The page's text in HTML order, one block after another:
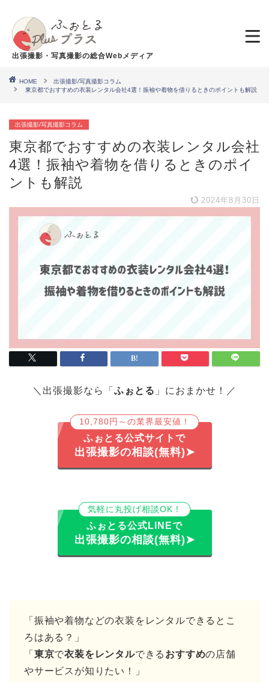
出張撮影・写真撮影の総合Webメディア
HOME
出張撮影/写真撮影コラム
東京都でおすすめの衣装レンタル会社4選！振袖や着物を借りるときのポイントも解説
出張撮影/写真撮影コラム
東京都でおすすめの衣装レンタル会社
4選！振袖や着物を借りるときのポイ
ントも解説
2024年8月30日
＼出張撮影なら「 ふぉとる 」におまかせ！／
10,780円～の業界最安値！
ふぉとる公式サイトで
出張撮影の相談(無料)➤
気軽に丸投げ相談OK！
ふぉとる公式LINEで
出張撮影の相談(無料)➤
「振袖や着物などの衣装をレンタルできるとこ
ろはある？」
「 東京で衣装をレンタルできる おすすめの店舗
やサービスが知りたい！」